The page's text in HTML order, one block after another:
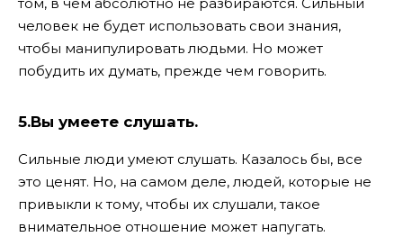
человек не будет использовать свои знания,
чтобы манипулировать людьми. Но может
побудить их думать, прежде чем говорить.
5.Вы умеете слушать.
Сильные люди умеют слушать. Казалось бы, все
это ценят. Но, на самом деле, людей, которые не
привыкли к тому, чтобы их слушали, такое
внимательное отношение может напугать.